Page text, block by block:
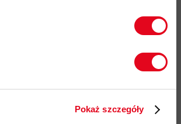
Pokaż szczegóły
palców oraz pięty zapewniające lepszą
strefy palców, aby zmniejszyć
z Polityką prywatności.